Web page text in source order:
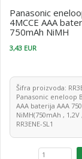
Panasonic
4MCCE AAA
750mAh NiMH
3,43 EUR
Šifra proizvoda:
Panasonic eneloop
AAA baterija AAA
NiMH(750mAh , 1,2V
RR3ENE-SL1